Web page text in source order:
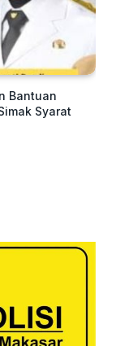
Bantuan
Syarat